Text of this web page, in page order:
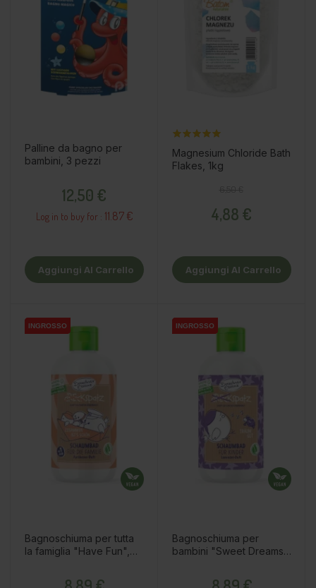
Palline da bagno per
bambini, 3 pezzi
12,50 €
Log in to buy for : 11.87 €
Aggiungi Al Carrello
Magnesium Chloride Bath
Flakes, 1kg
4,88 €
Aggiungi Al Carrello
INGROSSO
INGROSSO
INGROSSO
Bagnoschiuma per tutta
la famiglia "Have Fun",
INGROSSO
INGROSSO
INGROSSO
INGROSSO
Bagnoschiuma per
bambini "Sweet Dreams",